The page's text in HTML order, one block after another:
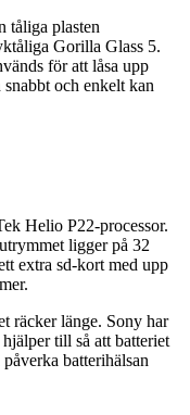
tåliga plasten
Gorilla Glass 5.
för att låsa upp
och enkelt kan
Helio P22-processor.
ligger på 32
extra sd-kort med upp
räcker länge. Sony har
till så att batteriet
batterihälsan